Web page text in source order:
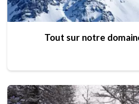
Tout sur notre